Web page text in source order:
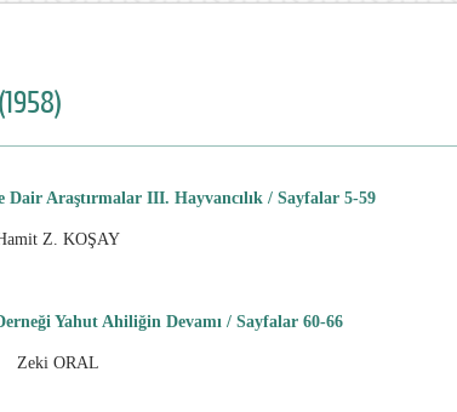
Araştırmalar III. Hayvancılık / Sayfalar 5-59
Z. KOŞAY
Ya­hut Ahiliğin Devamı / Sayfalar 60-66
Zeki ORAL